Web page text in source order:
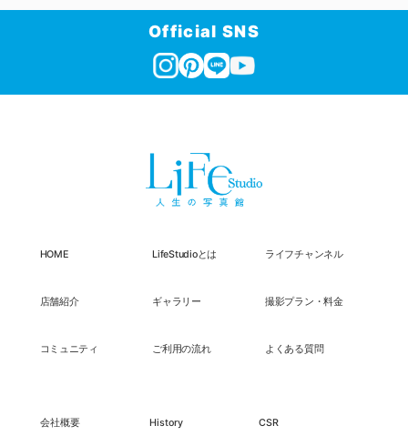
Official SNS
HOME LifeStudioとは ライフチャンネル
店舗紹介 ギャラリー 撮影プラン・料金
コミュニティ ご利用の流れ よくある質問
会社概要 History CSR